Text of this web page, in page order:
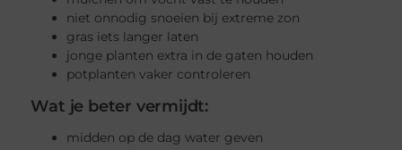
niet onnodig snoeien bij extreme zon
gras iets langer laten
jonge planten extra in de gaten houden
potplanten vaker controleren
Wat je beter vermijdt:
midden op de dag water geven